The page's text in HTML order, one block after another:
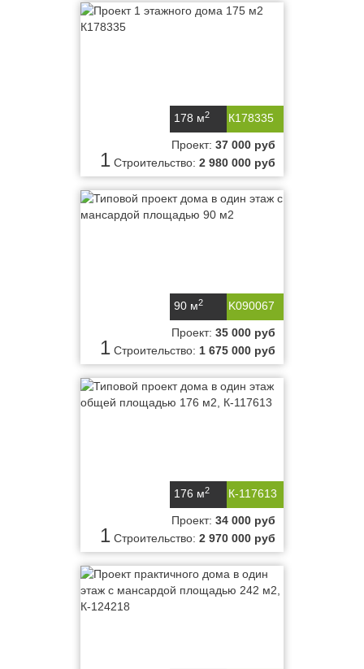
К178335
178 м2
1
Проект: 37 000 руб
Строительство: 2 980 000 руб
K090067
90 м2
1
Проект: 35 000 руб
Строительство: 1 675 000 руб
К-117613
176 м2
1
Проект: 34 000 руб
Строительство: 2 970 000 руб